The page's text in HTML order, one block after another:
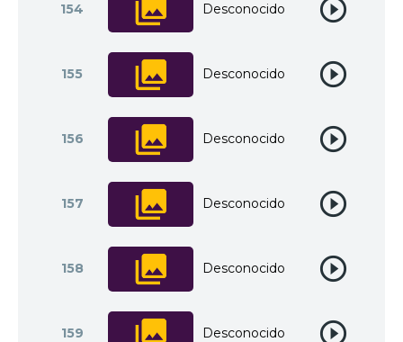
154 Desconocido
155 Desconocido
156 Desconocido
157 Desconocido
158 Desconocido
159 Desconocido